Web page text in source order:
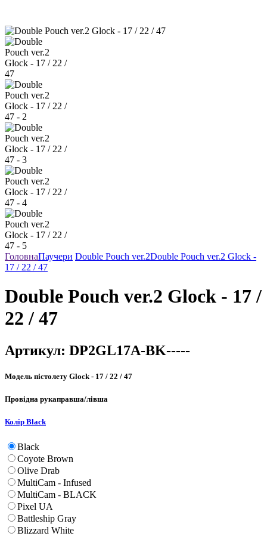
ГоловнаПаучери Double Pouch ver.2Double Pouch ver.2 Glock -
17 / 22 / 47
Double Pouch ver.2 Glock - 17 /
22 / 47
Артикул: DP2GL17A-BK-----
Модель пістолету Glock - 17 / 22 / 47
Провідна рукаправша/лівша
Колір Black
Black
Coyote Brown
Olive Drab
MultiCam - Infused
MultiCam - BLACK
Pixel UA
Battleship Gray
Blizzard White